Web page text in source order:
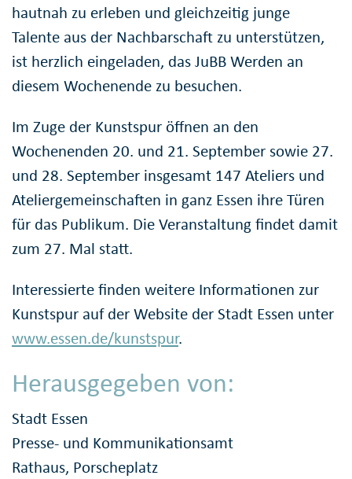
hautnah zu erleben und gleichzeitig junge
Talente aus der Nachbarschaft zu unterstützen,
ist herzlich eingeladen, das JuBB Werden an
diesem Wochenende zu besuchen.
Im Zuge der Kunstspur öffnen an den
Wochenenden 20. und 21. September sowie 27.
und 28. September insgesamt 147 Ateliers und
Ateliergemeinschaften in ganz Essen ihre Türen
für das Publikum. Die Veranstaltung findet damit
zum 27. Mal statt.
Interessierte finden weitere Informationen zur
Kunstspur auf der Website der Stadt Essen unter
www.essen.de/kunstspur.
Herausgegeben von:
Stadt Essen
Presse- und Kommunikationsamt
Rathaus, Porscheplatz